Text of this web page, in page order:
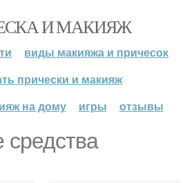
И МАКИЯЖ
виды макияжа и причесок
прически и макияж
на дому
игры отзывы